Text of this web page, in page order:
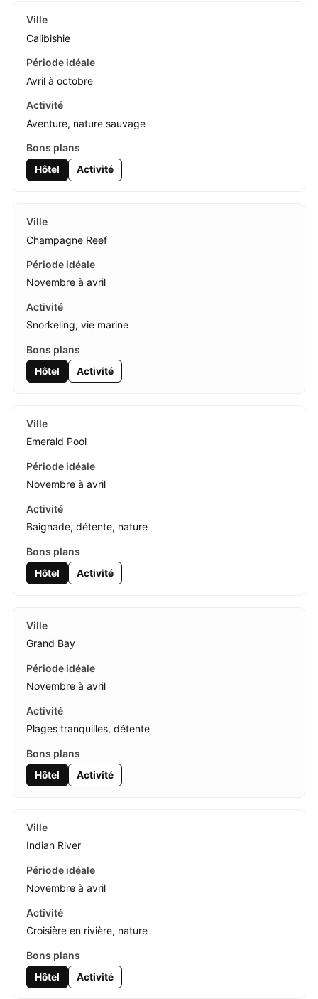
Calibishie
Avril à octobre
Aventure, nature sauvage
Hôtel Activité
Champagne Reef
Novembre à avril
Snorkeling, vie marine
Hôtel Activité
Emerald Pool
Novembre à avril
Baignade, détente, nature
Hôtel Activité
Grand Bay
Novembre à avril
Plages tranquilles, détente
Hôtel Activité
Indian River
Novembre à avril
Croisière en rivière, nature
Hôtel Activité